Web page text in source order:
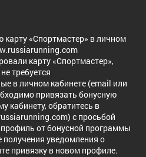
«Спортмастер» в личном
карту «Спортмастер»,
требуется
в личном кабинете (email или
привязать бонусную
кабинету, обратитесь в
с просьбой
от бонусной программы
получения уведомления о
привязку в новом профиле.